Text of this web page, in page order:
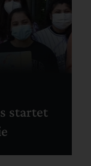
startet